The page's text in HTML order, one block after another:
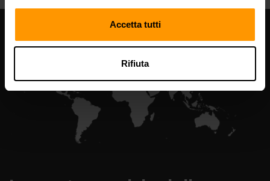
Accetta tutti
Rifiuta